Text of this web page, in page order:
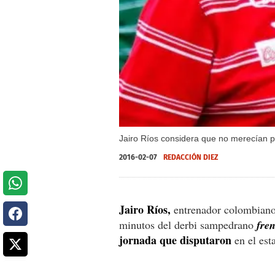
Jairo Ríos considera que no merecían
2016-02-07 REDACCIÓN DIEZ
Jairo Ríos, entrenador
minutos del derbi sampedrano
jornada que disputaron en el